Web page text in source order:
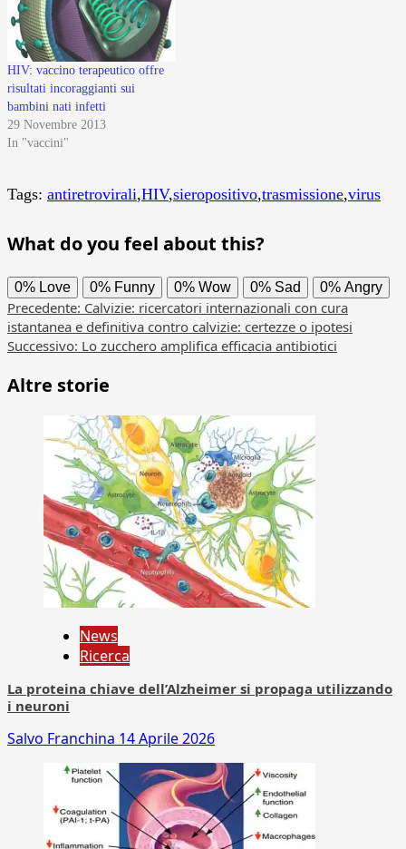
HIV: vaccino terapeutico offre
risultati incoraggianti sui
bambini nati infetti
29 Novembre 2013
In "vaccini"
Tags: antiretrovirali,HIV,sieropositivo,trasmissione,virus
What do you feel about this?
0% Love 0% Funny 0% Wow 0% Sad 0% Angry
Navigazione
articolo
Precedente: Calvizie: ricercatori internazionali con cura
istantanea e definitiva contro calvizie: certezze o ipotesi
Successivo: Lo zucchero amplifica efficacia antibiotici
Altre storie
News
Ricerca
La proteina chiave dell’Alzheimer si propaga utilizzando
i neuroni
Salvo Franchina 14 Aprile 2026